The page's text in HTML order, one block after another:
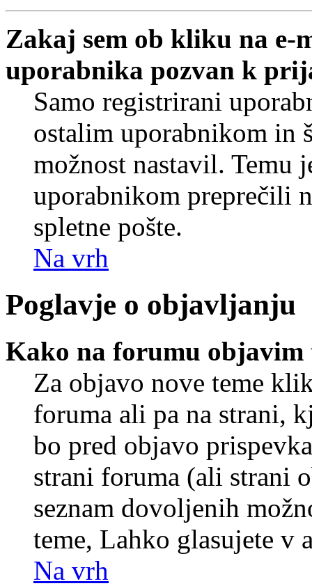
Zakaj sem ob kliku na e-
uporabnika pozvan k
Samo registrirani
ostalim uporabnikom in
možnost nastavil. Temu
uporabnikom preprečili
spletne pošte.
Na vrh
Poglavje o objavljanju
Kako na forumu objavim
Za objavo nove teme
foruma ali pa na strani,
bo pred objavo
strani foruma (ali strani
seznam dovoljenih
teme, Lahko glasujete v
Na vrh